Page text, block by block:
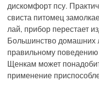
дискомфорт псу.
свиста питомец
лай, прибор перестает
Большинство домашних
правильному поведению
Щенкам может
применение